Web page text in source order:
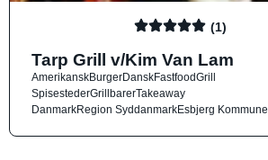
(1)
Tarp Grill v/Kim Van Lam
AmerikanskBurgerDanskFastfoodGrill
SpisestederGrillbarerTakeaway
DanmarkRegion SyddanmarkEsbjerg Kommune